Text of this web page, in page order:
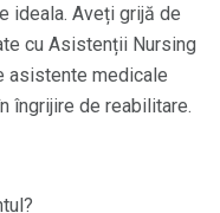
ideala. Aveți grijă de
cu Asistenții Nursing
asistente medicale
îngrijire de reabilitare.